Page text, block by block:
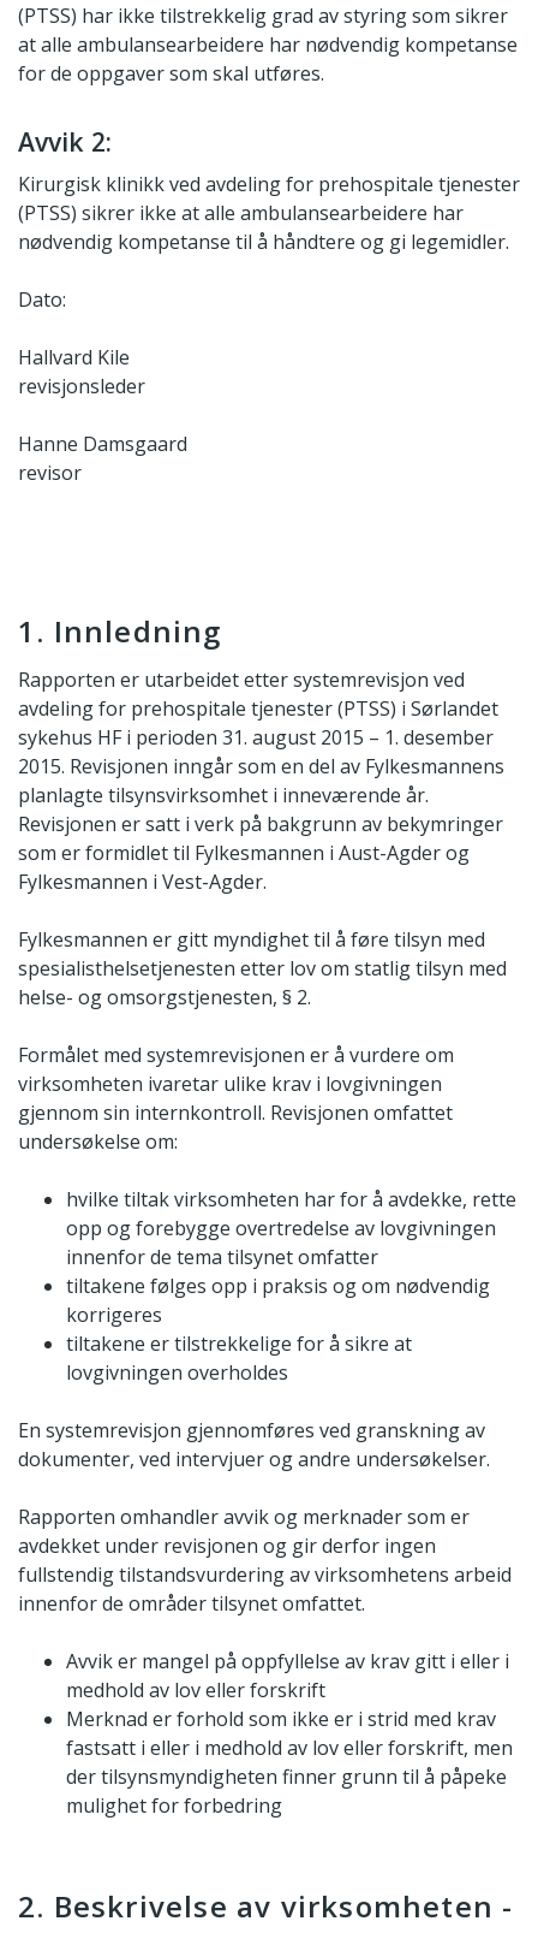
(PTSS) har ikke tilstrekkelig grad av styring som sikrer
at alle ambulansearbeidere har nødvendig kompetanse
for de oppgaver som skal utføres.
Avvik 2:
Kirurgisk klinikk ved avdeling for prehospitale tjenester
(PTSS) sikrer ikke at alle ambulansearbeidere har
nødvendig kompetanse til å håndtere og gi legemidler.
Dato:
Hallvard Kile
revisjonsleder
Hanne Damsgaard
revisor
1. Innledning
Rapporten er utarbeidet etter systemrevisjon ved
avdeling for prehospitale tjenester (PTSS) i Sørlandet
sykehus HF i perioden 31. august 2015 – 1. desember
2015. Revisjonen inngår som en del av Fylkesmannens
planlagte tilsynsvirksomhet i inneværende år.
Revisjonen er satt i verk på bakgrunn av bekymringer
som er formidlet til Fylkesmannen i Aust-Agder og
Fylkesmannen i Vest-Agder.
Fylkesmannen er gitt myndighet til å føre tilsyn med
spesialisthelsetjenesten etter lov om statlig tilsyn med
helse- og omsorgstjenesten, § 2.
Formålet med systemrevisjonen er å vurdere om
virksomheten ivaretar ulike krav i lovgivningen
gjennom sin internkontroll. Revisjonen omfattet
undersøkelse om:
hvilke tiltak virksomheten har for å avdekke, rette
opp og forebygge overtredelse av lovgivningen
innenfor de tema tilsynet omfatter
tiltakene følges opp i praksis og om nødvendig
korrigeres
tiltakene er tilstrekkelige for å sikre at
lovgivningen overholdes
En systemrevisjon gjennomføres ved granskning av
dokumenter, ved intervjuer og andre undersøkelser.
Rapporten omhandler avvik og merknader som er
avdekket under revisjonen og gir derfor ingen
fullstendig tilstandsvurdering av virksomhetens arbeid
innenfor de områder tilsynet omfattet.
Avvik er mangel på oppfyllelse av krav gitt i eller i
medhold av lov eller forskrift
Merknad er forhold som ikke er i strid med krav
fastsatt i eller i medhold av lov eller forskrift, men
der tilsynsmyndigheten finner grunn til å påpeke
mulighet for forbedring
2. Beskrivelse av virksomheten -